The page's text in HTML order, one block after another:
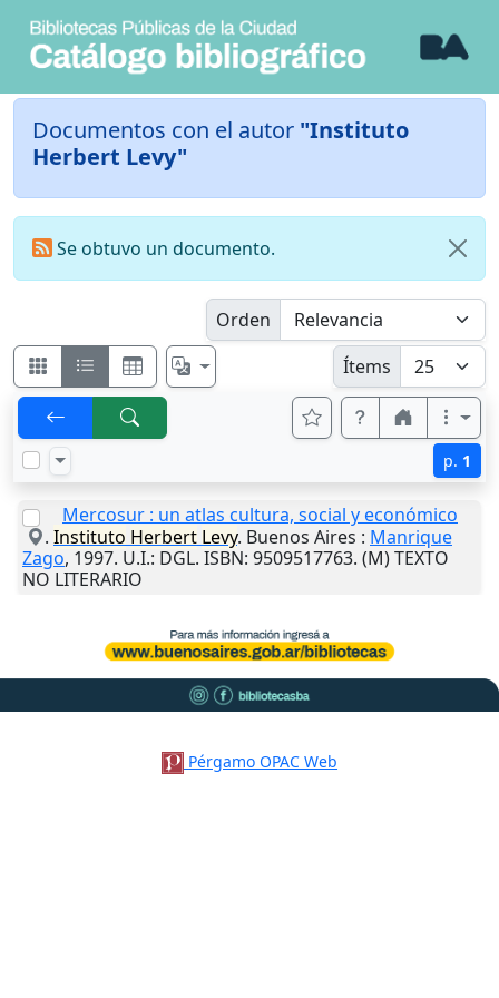
Documentos con el autor "Instituto
Herbert Levy"
Se obtuvo un documento.
Orden
Ítems
p. 1
Mercosur : un atlas cultura, social y económico
. Instituto Herbert Levy. Buenos Aires : Manrique
Zago, 1997. U.I.: DGL. ISBN: 9509517763. (M) TEXTO
NO LITERARIO
Pérgamo OPAC Web